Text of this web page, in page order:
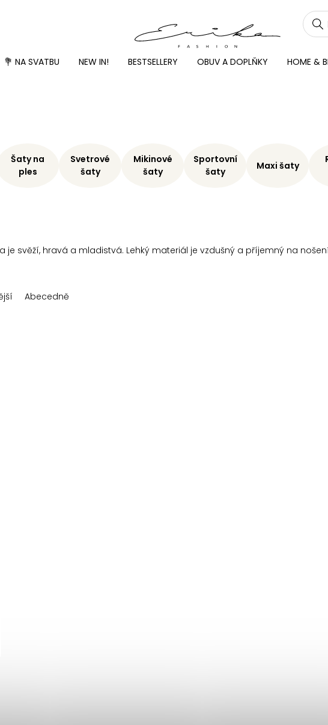
💐 NA SVATBU NEW IN! BESTSELLERY OBUV A DOPLŇKY HOME &
je svěží, hravá a mladistvá. Lehký materiál je vzdušný a příjemný na
Šaty na
ples
Svetrové
šaty
Mikinové
šaty
Sportovní
šaty
Maxi šaty
Abecedně